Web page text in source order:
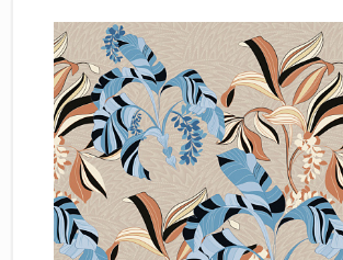
Обои панно
Обои под покраску
Краска